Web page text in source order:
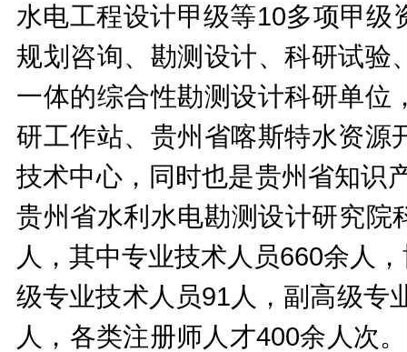
水电工程设计甲级等10多项甲
规划咨询、勘测设计、科研试验
一体的综合性勘测设计科研单位
研工作站、贵州省喀斯特水资源
技术中心，同时也是贵州省知识
贵州省水利水电勘测设计研究院
人，其中专业技术人员660余人
级专业技术人员91人，副高级专
人，各类注册师人才400余人次